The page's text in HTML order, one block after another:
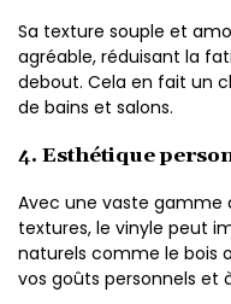
Sa texture souple et
agréable, réduisant la
debout. Cela en fait un
de bains et salons.
4. Esthétique
Avec une vaste gamme
textures, le vinyle peut
naturels comme le bois
vos goûts personnels et